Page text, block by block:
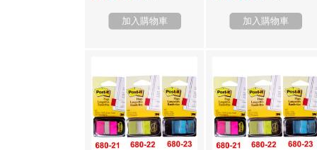
加入購物車 加入購物車